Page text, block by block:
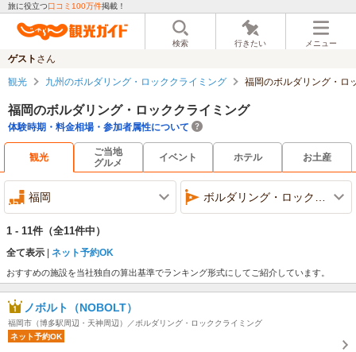
旅に役立つ口コミ100万件掲載！
検索 行きたい メニュー
ゲスト さん
観光 九州のボルダリング・ロッククライミング 福岡のボルダリング・ロ
福岡のボルダリング・ロッククライミング
体験時期・料金相場・参加者属性について
観光
ご当地
グルメ
イベント ホテル お土産
福岡 ボルダリング・ロッククライミング
1 - 11件 （全11件中）
全て表示 ネット予約OK
おすすめの施設を当社独自の算出基準でランキング形式にしてご紹介しています。
ノボルト（NOBOLT）
福岡市（博多駅周辺・天神周辺）／ボルダリング・ロッククライミング
ネット予約OK